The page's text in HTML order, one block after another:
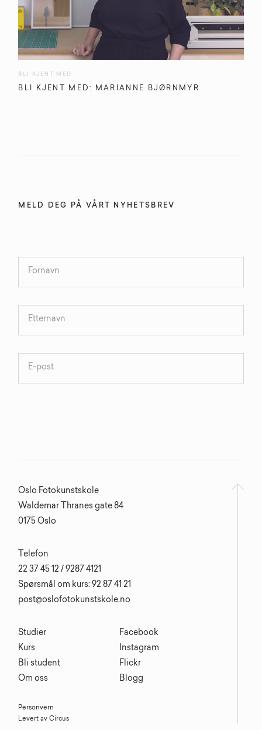
BLI KJENT MED
BLI KJENT MED: MARIANNE BJØRNMYR
MELD DEG PÅ VÅRT NYHETSBREV
Oslo Fotokunstskole
Waldemar Thranes gate 84
0175 Oslo
Studier
Kurs
Bli student
Om oss
Telefon
22 37 45 12 / 9287 4121
Spørsmål om kurs: 92 87 41 21
post@oslofotokunstskole.no
Facebook
Instagram
Flickr
Blogg
Personvern
Levert av Circus